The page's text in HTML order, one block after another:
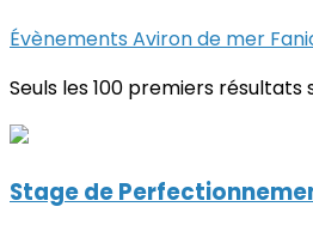
Évènements Aviron de mer
Seuls les 100 premiers
Stage de